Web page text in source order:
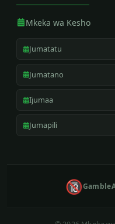
Mkeka wa Kesho
Jumatatu
Jumatano
Ijumaa
Jumapili
🔞